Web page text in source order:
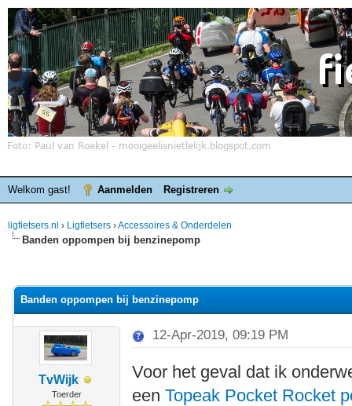
Welkom gast! Aanmelden Registreren
ligfietsers.nl › Ligfietsers ›Accessoires & Onderdelen
Banden oppompen bij benzinepomp
Banden oppompen bij benzinepomp
TvWijk
Toerder
12-Apr-2019, 09:19 PM
Voor het geval dat ik
eenTopeak Pocket Rocket